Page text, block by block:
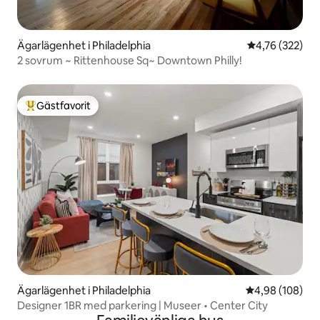
Ägarlägenhet i Philadelphia 4,76 av 5 i
4,76 (322)
2 sovrum ~ Rittenhouse Sq~ Downtown Philly!
Populär gästfavorit
Gästfavorit
Ägarlägenhet i Philadelphia 4,98 av 5 i
4,98 (108)
Designer 1BR med parkering | Museer • Center City